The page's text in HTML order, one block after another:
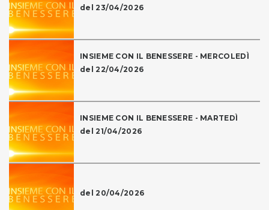
del 23/04/2026
INSIEME CON IL BENESSERE - MERCOLEDÌ
del 22/04/2026
INSIEME CON IL BENESSERE - MARTEDÌ
del 21/04/2026
del 20/04/2026